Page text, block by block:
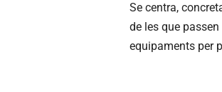
Se centra,
de les que
equipaments per